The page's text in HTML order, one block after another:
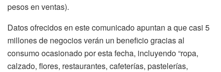
pesos en ventas).
Datos ofrecidos en este comunicado apuntan a que casi 5
millones de negocios verán un beneficio gracias al
consumo ocasionado por esta fecha, incluyendo “ropa,
calzado, flores, restaurantes, cafeterías, pastelerías,